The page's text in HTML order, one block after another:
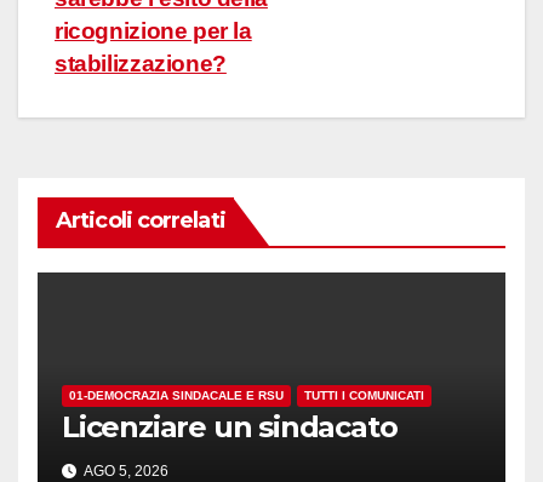
ricognizione per la
stabilizzazione?
Articoli correlati
01-DEMOCRAZIA SINDACALE E RSU TUTTI I COMUNICATI
Licenziare un sindacato
AGO 5, 2026